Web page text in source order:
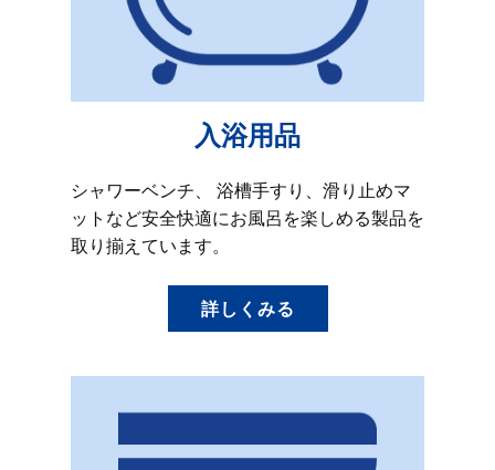
入浴用品
シャワーベンチ、 浴槽手すり、滑り止めマ
ットなど安全快適にお風呂を楽しめる製品を
取り揃えています。
詳しくみる